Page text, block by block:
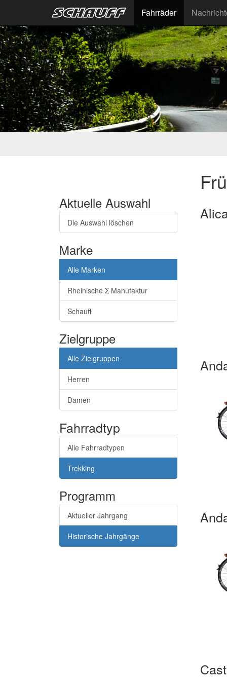
Fahrräder
Aktuelle Auswahl
Die Auswahl löschen
Marke
Alle Marken
Rheinische Σ Manufaktur
Schauff
Zielgruppe
Alle Zielgruppen
Herren
Damen
Fahrradtyp
Alle Fahrradtypen
Trekking
Programm
Aktueller Jahrgang
Historische Jahrgänge